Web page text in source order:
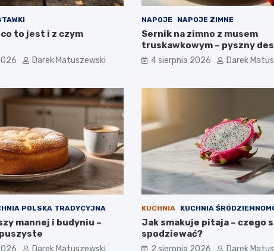
to jest i z czym
Darek Matuszewski
NAPOJE NAPOJE ZIMNE
Sernik na zimno z musem
truskawkowym – pyszny
pieczenia
4 sierpnia 2026 Darek
POLSKA TRADYCYJNA
mannej i budyniu –
Darek Matuszewski
KUCHNIA KUCHNIA
Jak smakuje pitaja – czego
spodziewać?
2 sierpnia 2026 Darek